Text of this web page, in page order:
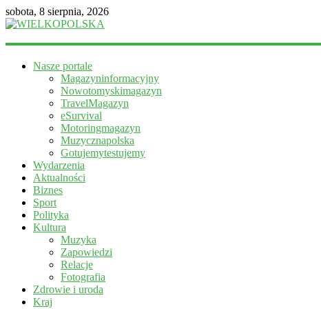
sobota, 8 sierpnia, 2026
WIELKOPOLSKA
informacyjny
Nasze portale
Magazyninformacyjny
Nowotomyskimagazyn
TravelMagazyn
eSurvival
Motoringmagazyn
Muzycznapolska
Gotujemytestujemy
Wydarzenia
Aktualności
Biznes
Sport
Polityka
Kultura
Muzyka
Zapowiedzi
Relacje
Fotografia
Zdrowie i uroda
Kraj